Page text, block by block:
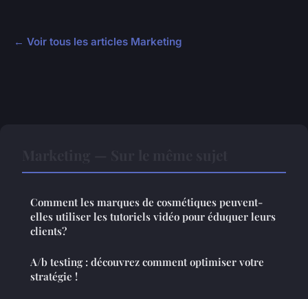
← Voir tous les articles Marketing
Comment les marques de cosmétiques peuvent-
elles utiliser les tutoriels vidéo pour éduquer leurs
clients?
A/b testing : découvrez comment optimiser votre
stratégie !